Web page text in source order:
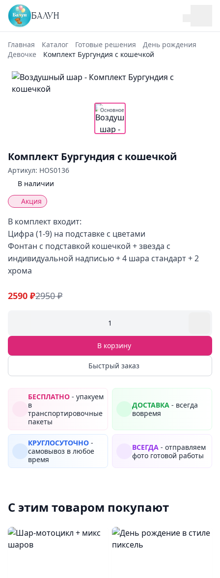
БАЛУН
Главная Каталог Готовые решения
День рождения
Девочке
Комплект Бургундия с кошечкой
Основное
Комплект Бургундия с кошечкой
Артикул: HOS0136
В наличии
Акция
В комплект входит:
Цифра (1-9) на подставке с цветами
Фонтан с подставкой кошечкой + звезда с
индивидуальной надписью + 4 шара стандарт + 2
хрома
2590 ₽2950 ₽
1
В корзину
Быстрый заказ
БЕСПЛАТНО - упакуем
в
транспортировочные
пакеты
ДОСТАВКА - всегда
вовремя
КРУГЛОСУТОЧНО -
самовывоз в любое
время
ВСЕГДА - отправляем
фото готовой работы
С этим товаром покупают